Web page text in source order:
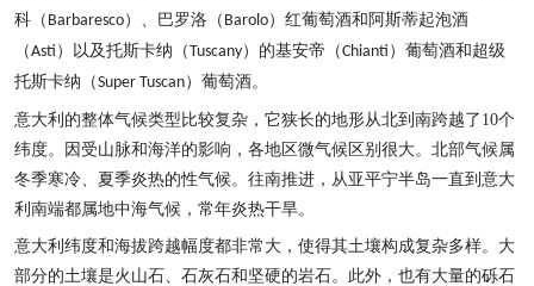
科（ Barbaresco）、巴罗洛（ Barolo）红葡萄酒和阿斯蒂起泡酒
（Asti ）以及托斯卡纳（Tuscany）的基安帝（Chianti ）葡萄酒和超级
托斯卡纳（Super Tuscan）葡萄酒。
意大利的整体气候类型比较复杂，它狭长的地形从北到南跨越了 10个
纬度。因受山脉和海洋的影响，各地区微气候区别很大。北部气候属
冬季寒冷、夏季炎热的性气候。往南推进，从亚平宁半岛一直到意大
利南端都属地中海气候，常年炎热干旱。
意大利纬度和海拔跨越幅度都非常大，使得其土壤构成复杂多样。大
部分的土壤是火山石、石灰石和坚硬的岩石。此外，也有大量的砾石